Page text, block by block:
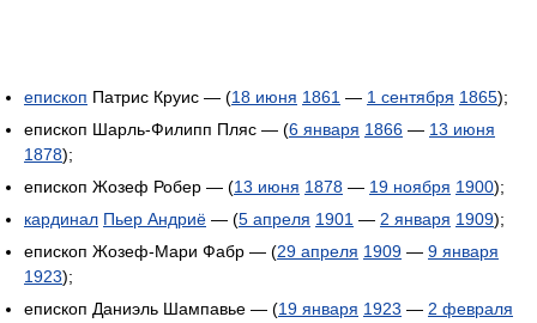
епископ Патрис Круис — (18 июня 1861 — 1 сентября 1865);
епископ Шарль-Филипп Пляс — (6 января 1866 — 13 июня
1878);
епископ Жозеф Робер — (13 июня 1878 — 19 ноября 1900);
кардинал Пьер Андриё — (5 апреля 1901 — 2 января 1909);
епископ Жозеф-Мари Фабр — (29 апреля 1909 — 9 января
1923);
епископ Даниэль Шампавье — (19 января 1923 — 2 февраля